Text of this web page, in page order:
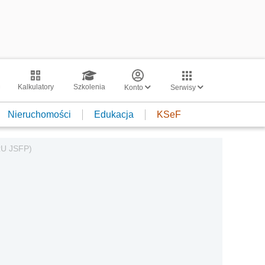
Kalkulatory Szkolenia Konto Serwisy
Nieruchomości Edukacja KSeF
JSFP)